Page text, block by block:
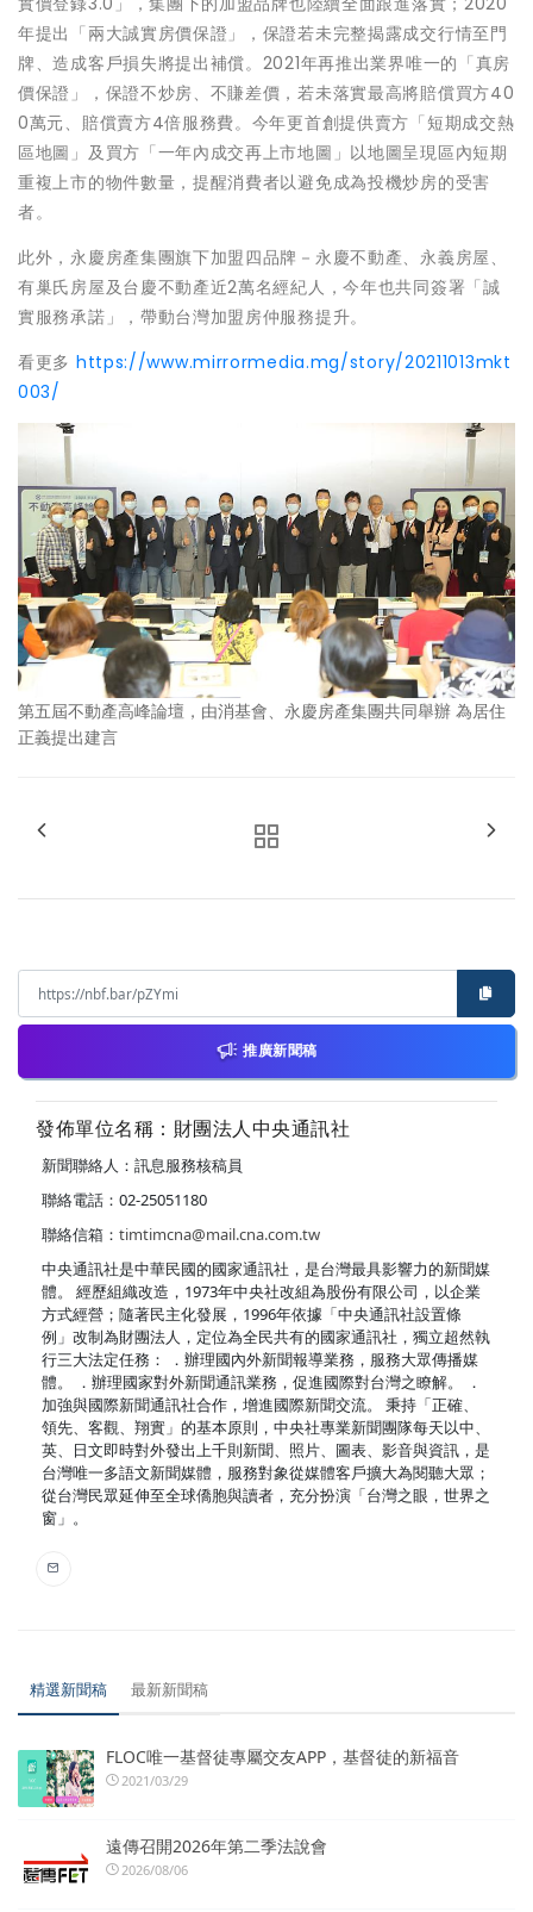
年提出「兩大誠實房價保證」，保證若未完整揭露成交行情至門
牌、造成客戶損失將提出補償。2021年再推出業界唯一的「真房
價保證」，保證不炒房、不賺差價，若未落實最高將賠償買方40
0萬元、賠償賣方4倍服務費。今年更首創提供賣方「短期成交熱
區地圖」及買方「一年內成交再上市地圖」以地圖呈現區內短期
重複上市的物件數量，提醒消費者以避免成為投機炒房的受害
者。
此外，永慶房產集團旗下加盟四品牌－永慶不動產、永義房屋、
有巢氏房屋及台慶不動產近2萬名經紀人，今年也共同簽署「誠
實服務承諾」，帶動台灣加盟房仲服務提升。
看更多 https://www.mirrormedia.mg/story/20211013mkt
003/
第五屆不動產高峰論壇，由消基會、永慶房產集團共同舉辦 為居住
正義提出建言
推廣新聞稿
發佈單位名稱：財團法人中央通訊社
新聞聯絡人：訊息服務核稿員
聯絡電話：02-25051180
聯絡信箱： timtimcna@mail.cna.com.tw
中央通訊社是中華民國的國家通訊社，是台灣最具影響力的新聞媒
體。 經歷組織改造，1973年中央社改組為股份有限公司，以企業
方式經營；隨著民主化發展，1996年依據「中央通訊社設置條
例」改制為財團法人，定位為全民共有的國家通訊社，獨立超然執
行三大法定任務： ．辦理國內外新聞報導業務，服務大眾傳播媒
體。 ．辦理國家對外新聞通訊業務，促進國際對台灣之瞭解。 ．
加強與國際新聞通訊社合作，增進國際新聞交流。 秉持「正確、
領先、客觀、翔實」的基本原則，中央社專業新聞團隊每天以中、
英、日文即時對外發出上千則新聞、照片、圖表、影音與資訊，是
台灣唯一多語文新聞媒體，服務對象從媒體客戶擴大為閱聽大眾；
從台灣民眾延伸至全球僑胞與讀者，充分扮演「台灣之眼，世界之
窗」。
精選新聞稿 最新新聞稿
FLOC唯一基督徒專屬交友APP，基督徒的新福音
2021/03/29
遠傳召開2026年第二季法說會
2026/08/06